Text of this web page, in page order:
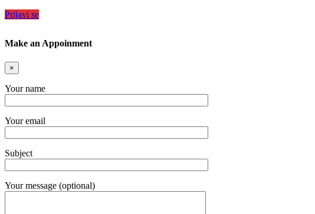
Prijavi se
Make an Appoinment
×
Your name
Your email
Subject
Your message (optional)